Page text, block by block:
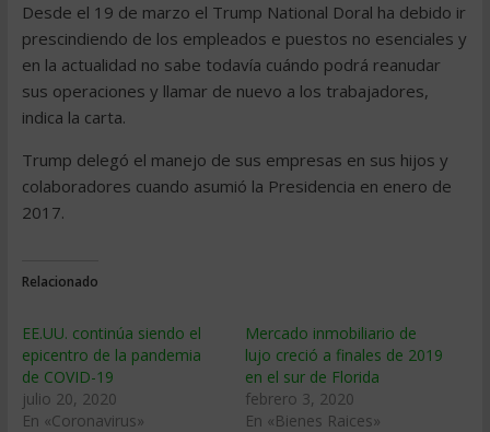
Desde el 19 de marzo el Trump National Doral ha debido ir
prescindiendo de los empleados e puestos no esenciales y
en la actualidad no sabe todavía cuándo podrá reanudar
sus operaciones y llamar de nuevo a los trabajadores,
indica la carta.
Trump delegó el manejo de sus empresas en sus hijos y
colaboradores cuando asumió la Presidencia en enero de
2017.
Relacionado
EE.UU. continúa siendo el
epicentro de la pandemia
de COVID-19
julio 20, 2020
En «Coronavirus»
Mercado inmobiliario de
lujo creció a finales de 2019
en el sur de Florida
febrero 3, 2020
En «Bienes Raices»